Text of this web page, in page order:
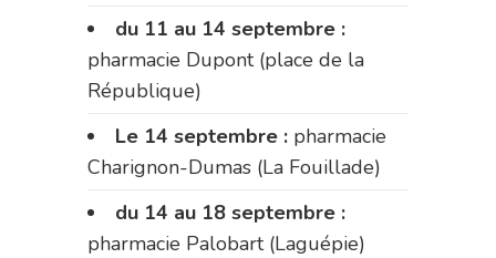
du 11 au 14 septembre :
pharmacie Dupont (place de la
République)
Le 14 septembre : pharmacie
Charignon-Dumas (La Fouillade)
du 14 au 18 septembre :
pharmacie Palobart (Laguépie)